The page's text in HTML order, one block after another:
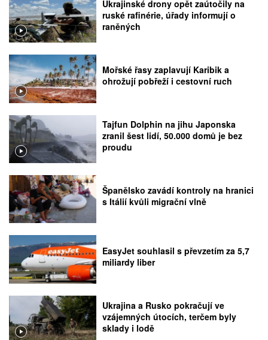
Ukrajinské drony opět zaútočily na
ruské rafinérie, úřady informují o
raněných
Mořské řasy zaplavují Karibik a
ohrožují pobřeží i cestovní ruch
Tajfun Dolphin na jihu Japonska
zranil šest lidí, 50.000 domů je bez
proudu
Španělsko zavádí kontroly na hranici
s Itálií kvůli migrační vlně
EasyJet souhlasil s převzetím za 5,7
miliardy liber
Ukrajina a Rusko pokračují ve
vzájemných útocích, terčem byly
sklady i lodě